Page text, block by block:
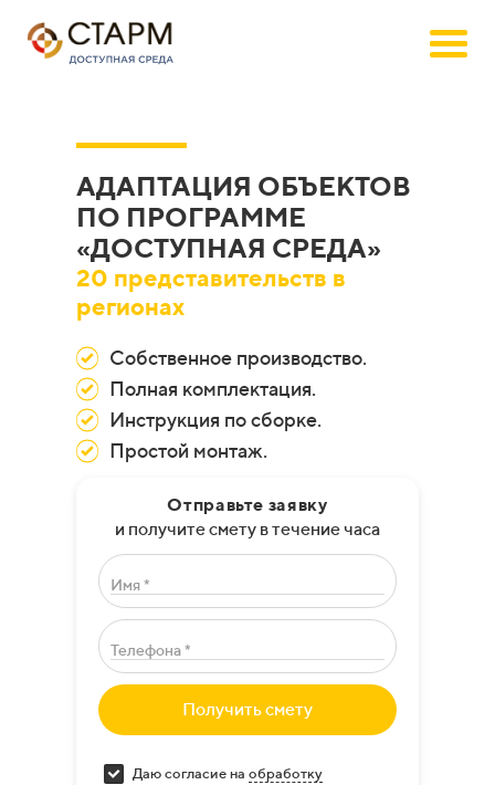
АДАПТАЦИЯ ОБЪЕКТОВ
ПО ПРОГРАММЕ
«ДОСТУПНАЯ СРЕДА»
20 представительств в
регионах
Собственное производство.
Полная комплектация.
Инструкция по сборке.
Простой монтаж.
Отправьте заявку
и получите смету в течение часа
Имя *
Телефона *
Получить смету
Даю согласие на обработку